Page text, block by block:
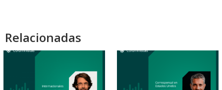
Relacionadas